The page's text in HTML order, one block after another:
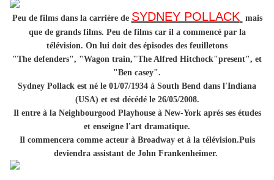
Peu de films dans la carrière de SYDNEY POLLACK
mais
que de grands films. Peu de films car il a commencé par la
télévision. On lui doit des épisodes des feuilletons
"The defenders", "Wagon train,"The Alfred Hitchock"present", et
"Ben casey".
Sydney Pollack est né le 01/07/1934 à South Bend dans l'Indiana
(USA) et est décédé le 26/05/2008.
Il entre à la Neighbourgood Playhouse à New-York aprés ses études
et enseigne l'art dramatique.
Il commencera comme acteur à Broadway et à la télévision.Puis
deviendra assistant de John Frankenheimer.